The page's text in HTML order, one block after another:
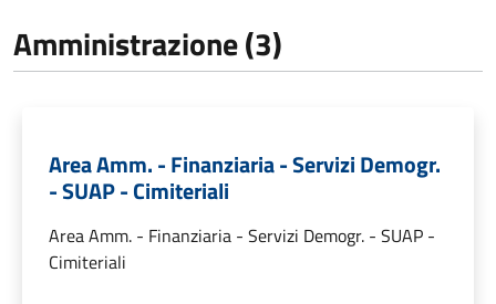
Amministrazione (3)
Area Amm. - Finanziaria - Servizi Demogr.
- SUAP - Cimiteriali
Area Amm. - Finanziaria - Servizi Demogr. - SUAP -
Cimiteriali